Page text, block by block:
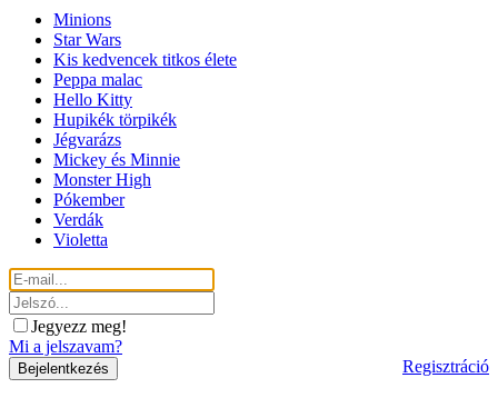
Minions
Star Wars
Kis kedvencek titkos élete
Peppa malac
Hello Kitty
Hupikék törpikék
Jégvarázs
Mickey és Minnie
Monster High
Pókember
Verdák
Violetta
Jegyezz meg!
Mi a jelszavam?
Regisztráció